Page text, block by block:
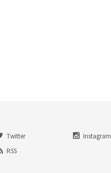
Twitter
Instagram
RSS